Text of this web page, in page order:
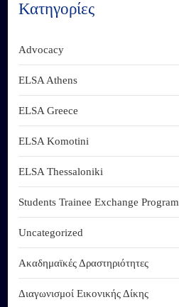
Κατηγορίες
Advocacy
ELSA Athens
ELSA Greece
ELSA Komotini
ELSA Thessaloniki
Students Trainee Exchange Program
Uncategorized
Ακαδημαϊκές Δραστηριότητες
Διαγωνισμοί Εικονικής Δίκης